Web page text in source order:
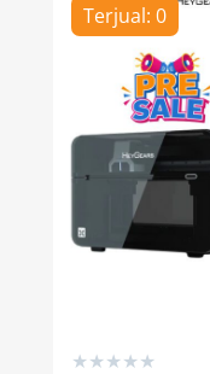
Terjual: 0
★★★★★